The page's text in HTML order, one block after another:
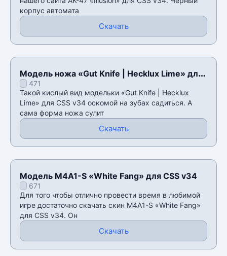
корпус автомата
Скачать
Модель ножа «Gut Knife | Hecklux Lime» для
CSS v34
471
Такой кислый вид модельки «Gut Knife | Hecklux
Lime» для CSS v34 оскомой на зубах садиться. А
сама форма ножа сулит
Скачать
Модель M4A1-S «White Fang» для CSS v34
671
Для того чтобы отлично провести время в любимой
игре достаточно скачать скин M4A1-S «White Fang»
для CSS v34. Он
Скачать